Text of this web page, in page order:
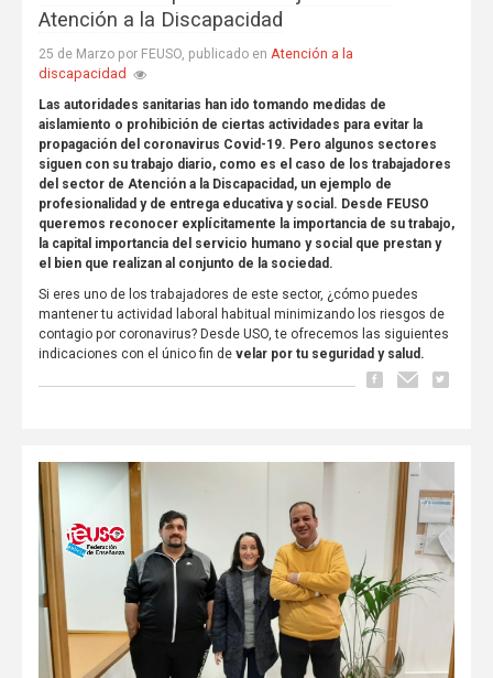
Atención a la Discapacidad
25 de Marzo por FEUSO, publicado en Atención a la
discapacidad
Las autoridades sanitarias han ido tomando medidas de
aislamiento o prohibición de ciertas actividades para evitar la
propagación del coronavirus Covid-19. Pero algunos sectores
siguen con su trabajo diario, como es el caso de los trabajadores
del sector de Atención a la Discapacidad, un ejemplo de
profesionalidad y de entrega educativa y social. Desde FEUSO
queremos reconocer explícitamente la importancia de su trabajo,
la capital importancia del servicio humano y social que prestan y
el bien que realizan al conjunto de la sociedad.
Si eres uno de los trabajadores de este sector, ¿cómo puedes
mantener tu actividad laboral habitual minimizando los riesgos de
contagio por coronavirus? Desde USO, te ofrecemos las siguientes
indicaciones con el único fin de velar por tu seguridad y salud.